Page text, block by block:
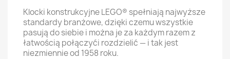
Klocki konstrukcyjne LEGO® spełniają najwyższe
standardy branżowe, dzięki czemu wszystkie
pasują do siebie i można je za każdym razem z
łatwością połączyći rozdzielić — i tak jest
niezmiennie od 1958 roku.